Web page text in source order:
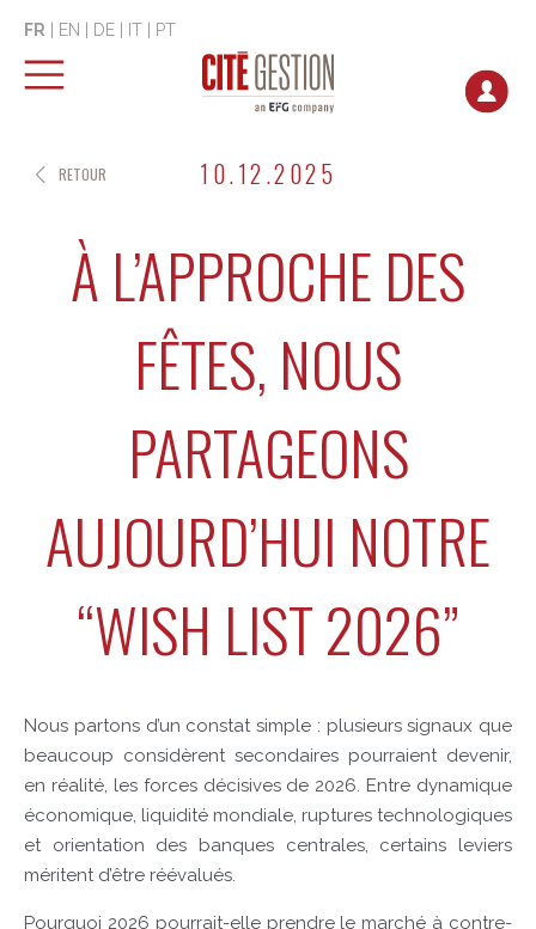
FR EN DE IT PT
10.12.2025
À L’APPROCHE DES
FÊTES, NOUS
PARTAGEONS
AUJOURD’HUI NOTRE
“WISH LIST 2026”
Nous partons d’un constat simple : plusieurs signaux que
beaucoup considèrent secondaires pourraient devenir,
en réalité, les forces décisives de 2026. Entre dynamique
économique, liquidité mondiale, ruptures technologiques
et orientation des banques centrales, certains leviers
méritent d’être réévalués.
Pourquoi 2026 pourrait-elle prendre le marché à contre-
RETOUR